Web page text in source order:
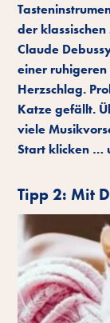
der
Claude
einer
Herzschlag.
Katze gefällt.
viele
Start klicken …
Tipp 2: Mit